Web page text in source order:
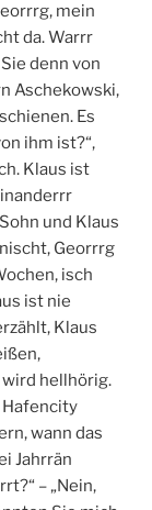
mein
da. Warrr
denn von
Aschekowski,
Es
ihm ist?“,
Klaus ist
und Klaus
Georrrg
isch
ist nie
Klaus
hellhörig.
Hafencity
wann das
Jahrrän
– „Nein,